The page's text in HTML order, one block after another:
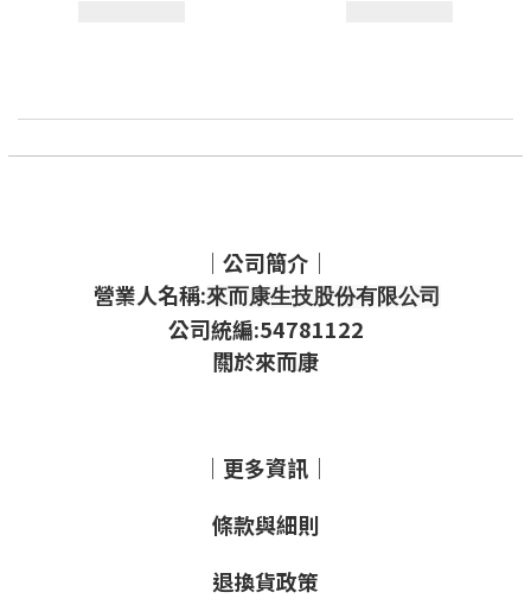
｜公司簡介｜
營業人名稱:來而康生技股份有限公司
公司統編:54781122
關於來而康
｜更多資訊｜
條款與細則
退換貨政策